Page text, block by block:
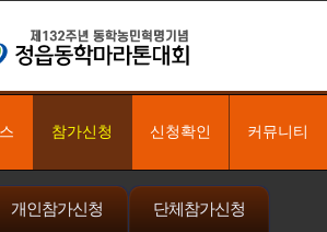
참가신청 신청확인 커뮤니티
개인참가신청 단체참가신청